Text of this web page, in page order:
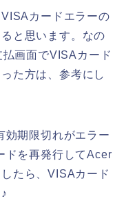
カードエラーの
と思います。なの
画面でVISAカード
た方は、参考にし
効期限切れがエラー
ドを再発行してAcer
たら、VISAカード